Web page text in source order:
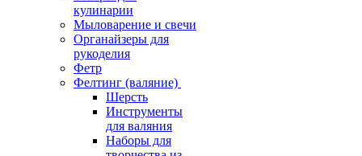
кулинарии
Мыловарение и свечи
Органайзеры для
рукоделия
Фетр
Фелтинг (валяние)
Шерсть
Инструменты
для валяния
Наборы для